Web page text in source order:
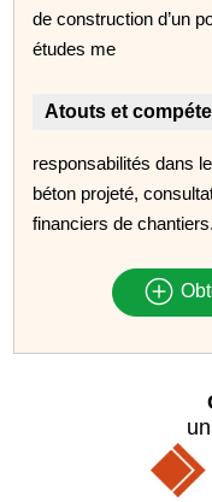
de construction d’un
études me
Atouts et
responsabilités dans
béton projeté,
financiers de chantiers.